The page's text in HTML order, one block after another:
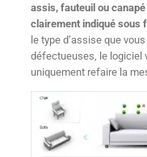
assis, fauteuil ou canapé
clairement indiqué sous
le type d’assise que
défectueuses, le logiciel
uniquement refaire la